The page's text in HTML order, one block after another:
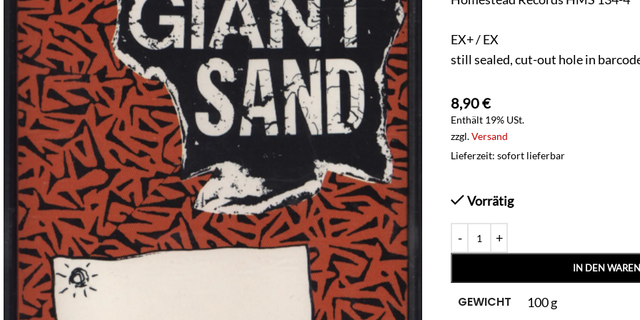
EX+ / EX
still sealed, cut-out hole in
8,90€
Enthält 19% USt.
zzgl.Versand
Lieferzeit: sofort lieferbar
Vorrätig
IN DEN
GEWICHT 100 g